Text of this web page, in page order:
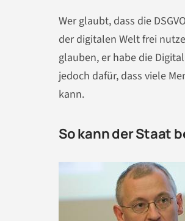
Wer glaubt, dass die
der digitalen Welt frei
glauben, er habe die
jedoch dafür, dass viele
kann.
So kann der Staat